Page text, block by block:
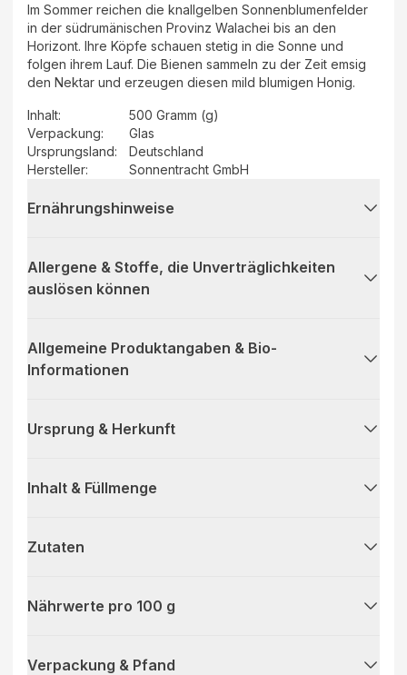
Im Sommer reichen die knallgelben Sonnenblumenfelder
in der südrumänischen Provinz Walachei bis an den
Horizont. Ihre Köpfe schauen stetig in die Sonne und
folgen ihrem Lauf. Die Bienen sammeln zu der Zeit emsig
den Nektar und erzeugen diesen mild blumigen Honig.
Inhalt:
500 Gramm (g)
Verpackung:
Glas
Ursprungsland:
Deutschland
Hersteller: Sonnentracht GmbH
Ernährungshinweise
Allergene & Stoffe, die Unverträglichkeiten
auslösen können
Allgemeine Produktangaben & Bio-
Informationen
Ursprung & Herkunft
Inhalt & Füllmenge
Zutaten
Nährwerte pro 100 g
Verpackung & Pfand